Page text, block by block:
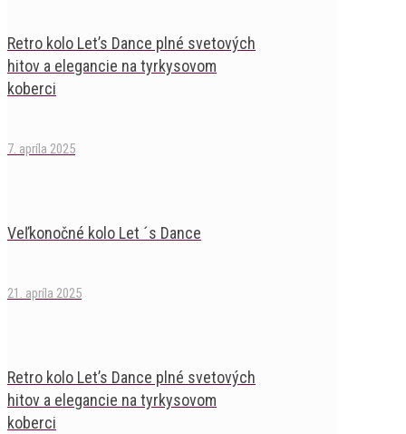
Retro kolo Let’s Dance plné svetových
hitov a elegancie na tyrkysovom
koberci
7. apríla 2025
Veľkonočné kolo Let ´s Dance
21. apríla 2025
Retro kolo Let’s Dance plné svetových
hitov a elegancie na tyrkysovom
koberci